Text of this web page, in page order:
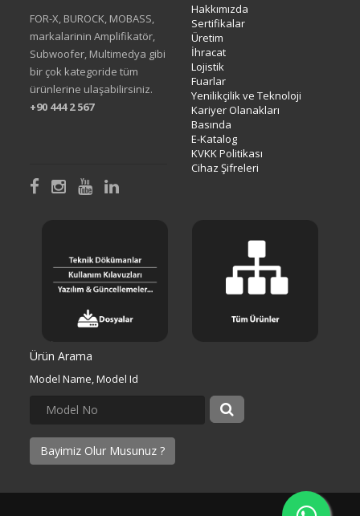
FOR-X, BUROCK, MOBASS,
markalarinin Amplifikatör,
Subwoofer, Multimedya gibi
bir çok kategoride tüm
ürünlerine ulaşabilirsiniz.
+90 444 2 567
Hakkımızda
Sertifikalar
Üretim
İhracat
Lojistik
Fuarlar
Yenilikçilik ve Teknoloji
Kariyer Olanakları
Basında
E-Katalog
KVKK Politikası
Cihaz Şifreleri
Ürün Arama
Model Name, Model Id
Bayimiz Olur Musunuz ?